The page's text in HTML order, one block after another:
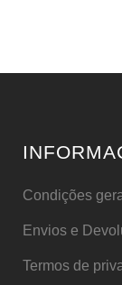
Condições
Envios e
Termos de